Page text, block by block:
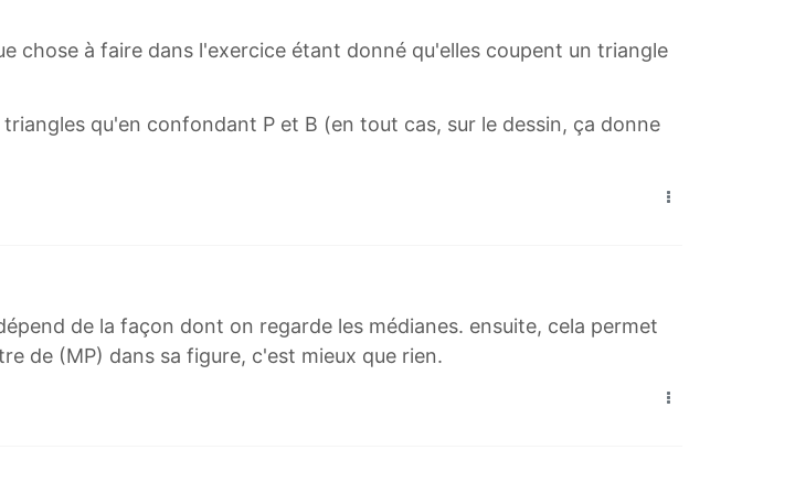
chose à faire dans l'exercice étant donné qu'elles coupent un triangle
qu'en confondant P et B (en tout cas, sur le dessin, ça donne
de la façon dont on regarde les médianes. ensuite, cela permet
de (MP) dans sa figure, c'est mieux que rien.